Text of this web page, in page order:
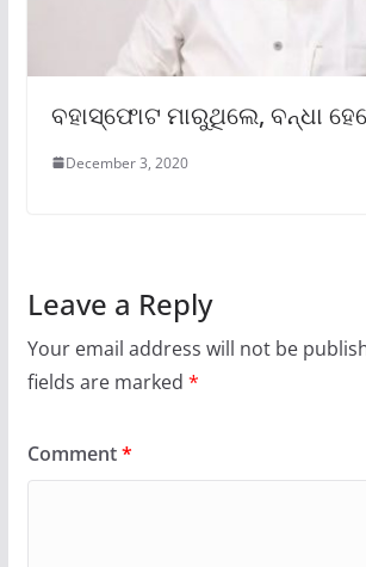
ବହାସ୍ଫୋଟ ମାରୁଥିଲେ, ବନ୍ଧା
December 3, 2020
Leave a Reply
Your email address will not be
fields are marked *
Comment*